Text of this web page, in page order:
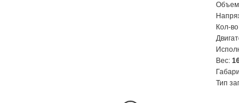
Кол-
Вес:
Тип